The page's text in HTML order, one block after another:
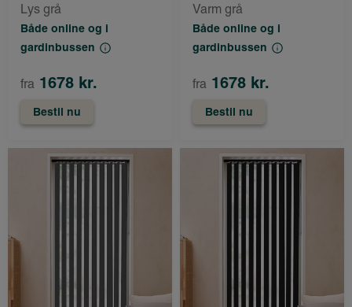
Lys grå
Både online og i
gardinbussen
fra 1678 kr.
Bestil nu
Varm grå
Både online og i
gardinbussen
fra 1678 kr.
Bestil nu